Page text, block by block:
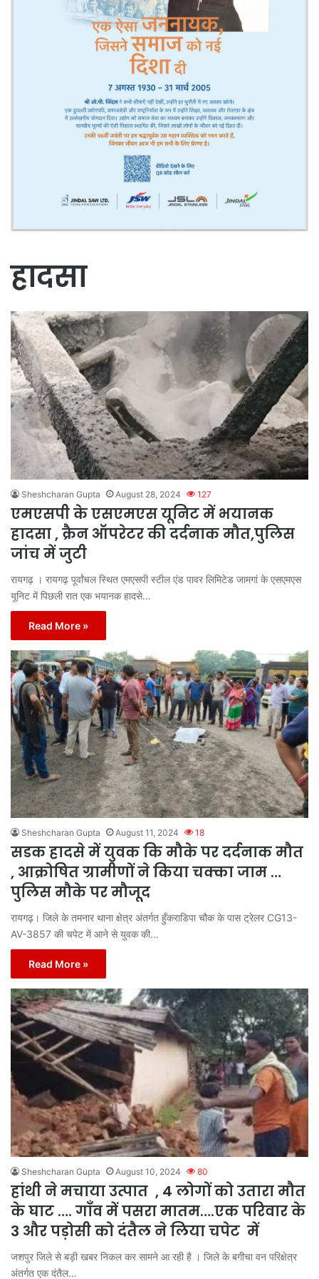
हादसा
Sheshcharan Gupta August 28, 2024 127
एमएसपी के एसएमएस यूनिट में भयानक
हादसा , क्रैन ऑपरेटर की दर्दनाक मौत,पुलिस
जांच में जुटी
रायगढ़ । रायगढ़ पूर्वांचल स्थित एमएसपी स्टील एंड पावर लिमिटेड जामगां के एसएमएस
यूनिट में पिछली रात एक भयानक हादसे…
Read More »
Sheshcharan Gupta August 11, 2024 18
सडक हादसे में युवक कि मौके पर दर्दनाक मौत
, आक्रोषित ग्रामीणों ने किया चक्का जाम …
पुलिस मौके पर मौजूद
रायगढ़। जिले के तमनार थाना क्षेत्र अंतर्गत हुँकराडिपा चौक के पास ट्रेलर CG13-
AV-3857 की चपेट में आने से युवक की…
Read More »
Sheshcharan Gupta August 10, 2024 80
हांथी ने मचाया उत्पात , 4 लोगों को उतारा मौत
के घाट …. गाँव में पसरा मातम….एक परिवार के
3 और पड़ोसी को दंतैल ने लिया चपेट में
जशपुर जिले से बड़ी खबर निकल कर सामने आ रही है । जिले के बगीचा वन परिक्षेत्र
अंतर्गत एक दंतैल…